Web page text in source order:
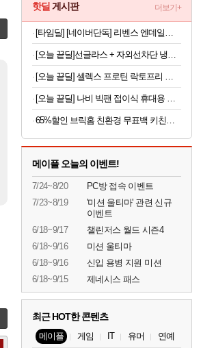
크로체 따왔습니다 [74]
부산 헌혈 먹튀 ㄷㄷ.. [67]
리니지 클래식 똘끼형 다 좋은데 해외작업장 도와주는 짓은 좀 아니지않냐?
고양이를 도구로 쓰는 인방 하꼬 스트리머 박제합니다.
해외겜 스위치2판 ‘몬헌 와일즈’, 30~40fps 목표 추
7년만에 가족여행을 다녀왔습니다.
비스트 비스트 오브 리인카네이션 정보/공략글 모음
애니클립 혹시 이 만화 아시는 분 계신가요
핫딜 게시판 더보기+
65%할인 브릭홈 친환경 무표백 키친타올, 150매, 6롤
메이플 오늘의 이벤트!
7/24~8/20
PC방 접속 이벤트
7/23~8/19
'미션 울티마' 관련 신규
이벤트
6/18~9/17
챌린저스 월드 시즌4
6/18~9/16
미션 울티마
6/18~9/16
신입 용병 지원 미션
6/18~9/15
제네시스 패스
최근 HOT한 콘텐츠
메이플 게임 IT 유머 연예